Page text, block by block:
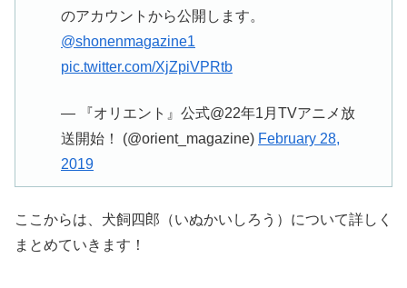
のアカウントから公開します。
@shonenmagazine1
pic.twitter.com/XjZpiVPRtb
— 『オリエント』公式@22年1月TVアニメ放
送開始！ (@orient_magazine) February 28,
2019
ここからは、犬飼四郎（いぬかいしろう）について詳しく
まとめていきます！